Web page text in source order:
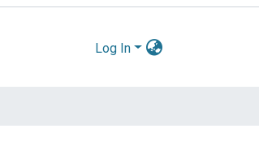
Log In